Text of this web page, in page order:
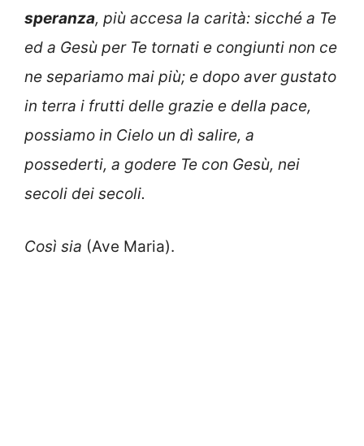
speranza, più accesa la carità: sicché a Te
ed a Gesù per Te tornati e congiunti non ce
ne separiamo mai più; e dopo aver gustato
in terra i frutti delle grazie e della pace,
possiamo in Cielo un dì salire, a
possederti, a godere Te con Gesù, nei
secoli dei secoli.
Così sia (Ave Maria).